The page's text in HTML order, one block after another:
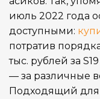
июль 2022 года
доступными:
потратив
тыс. рублей за
— за различные
Подходящий для